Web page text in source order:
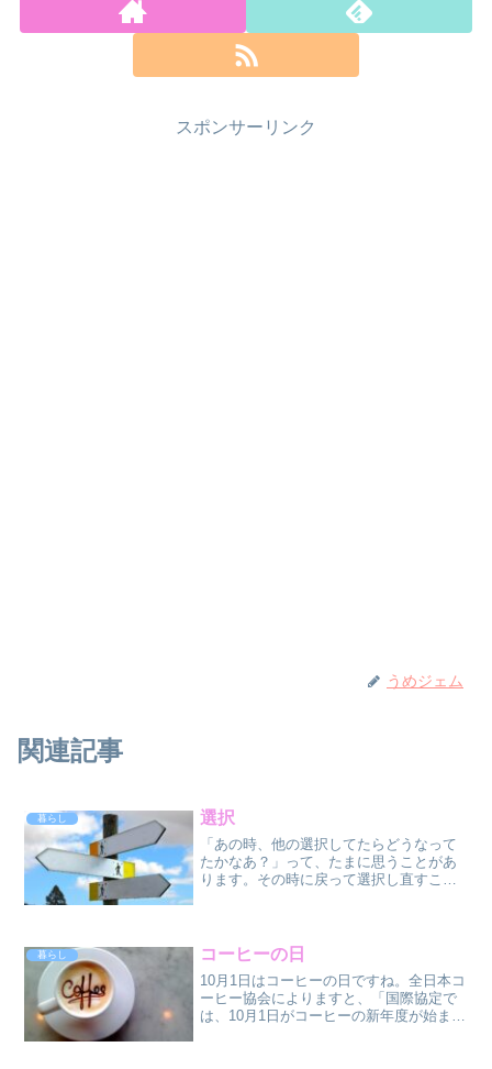
スポンサーリンク
うめジェム
関連記事
暮らし 選択
「あの時、他の選択してたらどうなって
たかなあ？」って、たまに思うことがあ
ります。その時に戻って選択し直すこと
識してないけど、毎日たくさ...
暮らし コーヒーの日
10月1日はコーヒーの日ですね。全日本コ
ーヒー協会によりますと、「国際協定で
は、10月1日がコーヒーの新年度が始まる